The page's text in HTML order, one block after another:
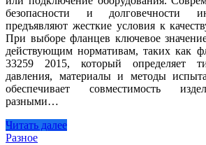
безопасности и долговечности
предъявляют жесткие условия к
При выборе фланцев ключевое
действующим нормативам, таких как
33259 2015, который определяет
давления, материалы и методы
обеспечивает совместимость
разными…
Читать далее
Разное